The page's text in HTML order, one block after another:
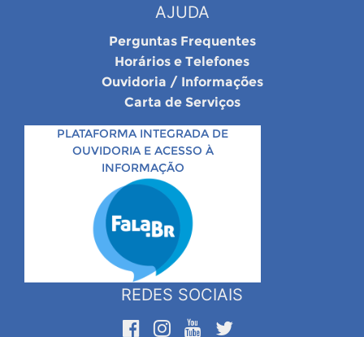
AJUDA
Perguntas Frequentes
Horários e Telefones
Ouvidoria / Informações
Carta de Serviços
PLATAFORMA INTEGRADA DE
OUVIDORIA E ACESSO À
INFORMAÇÃO
REDES SOCIAIS